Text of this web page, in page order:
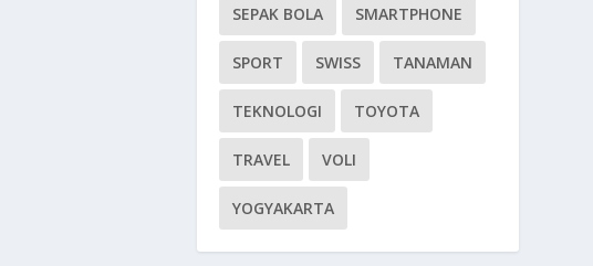
SEPAK BOLA SMARTPHONE
SPORT SWISS TANAMAN
TEKNOLOGI TOYOTA
TRAVEL VOLI
YOGYAKARTA